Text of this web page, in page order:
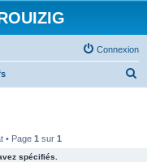
Connexion
• Page 1 sur 1
spécifiés.